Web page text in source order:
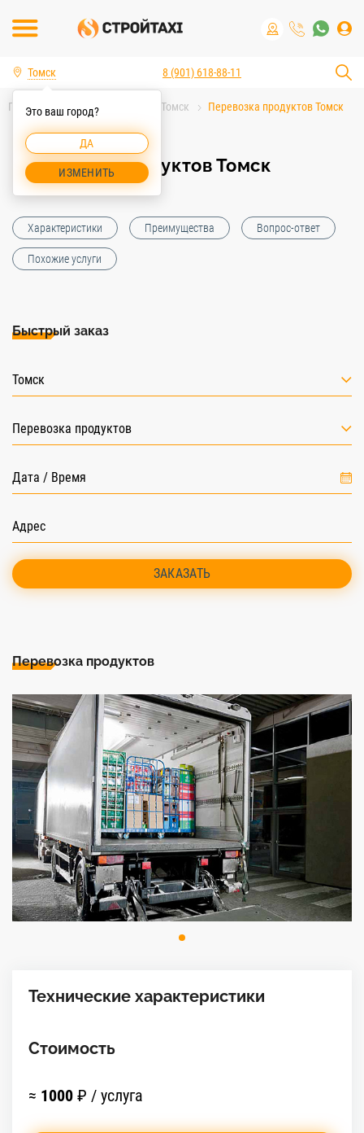
Томск
Это ваш город?
ДА
ИЗМЕНИТЬ
8 (901) 618-88-11
Главная Услуги спецтехники Томск Перевозка продуктов Томск
Перевозка продуктов Томск
Характеристики Преимущества Вопрос-ответ
Похожие услуги
Быстрый заказ
Томск
Перевозка продуктов
ЗАКАЗАТЬ
Перевозка продуктов
Технические характеристики
Стоимость
≈ 1000 ₽ / услуга